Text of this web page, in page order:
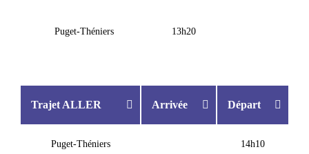
Puget-Théniers 13h20
Trajet ALLER Arrivée Départ
Puget-Théniers 14h10